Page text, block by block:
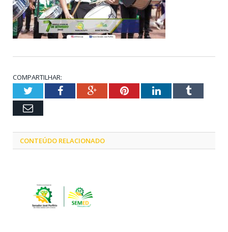
COMPARTILHAR:
TwitterFacebookGoogle+PinterestLinkedInTumblr
Email
CONTEÚDO RELACIONADO